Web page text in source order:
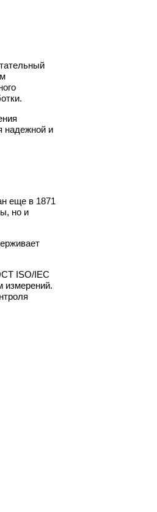
надежной и
еще в 1871
но и
ISO/IEC
измерений.